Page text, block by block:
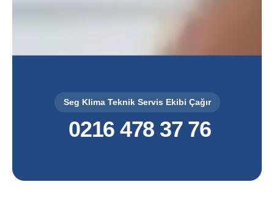
Seg Klima Teknik Servis Ekibi Çağır
0216 478 37 76